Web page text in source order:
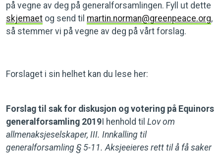
på vegne av deg på generalforsamlingen. Fyll ut dette
skjemaet og send til martin.norman@greenpeace.org,
så stemmer vi på vegne av deg på vårt forslag.
Forslaget i sin helhet kan du lese her:
Forslag til sak for diskusjon og votering på Equinors
generalforsamling 2019 I henhold til Lov om
allmenaksjeselskaper, III. Innkalling til
generalforsamling § 5-11. Aksjeeieres rett til å få saker